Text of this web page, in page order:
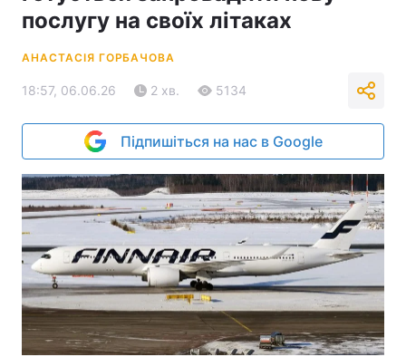
послугу на своїх літаках
АНАСТАСІЯ ГОРБАЧОВА
18:57, 06.06.26 2 хв. 5134
Підпишіться на нас в Google